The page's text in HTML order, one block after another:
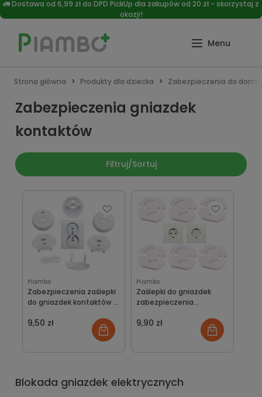
🚛 Dostawa od 6,99 zł do DPD PickUp dla zakupów od 20 zł - skorzystaj z
okazji!
Strona główna Produkty dla dziecka Zabezpieczenia do domu
Zabezpieczenia gniazdek
kontaktów
Filtruj/Sortuj
Piambo
Zabezpieczenia zaślepki
do gniazdek kontaktów z
9,50 zł
Piambo
Zaślepki do gniazdek
zabezpieczenia
9,90 zł
Blokada gniazdek elektrycznych